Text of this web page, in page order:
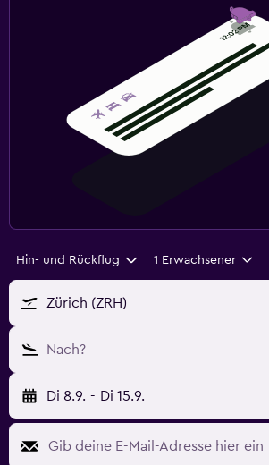
Hin- und Rückflug 1 Erwachsener
Zürich (ZRH)
Nach?
Di 8.9. - Di 15.9.